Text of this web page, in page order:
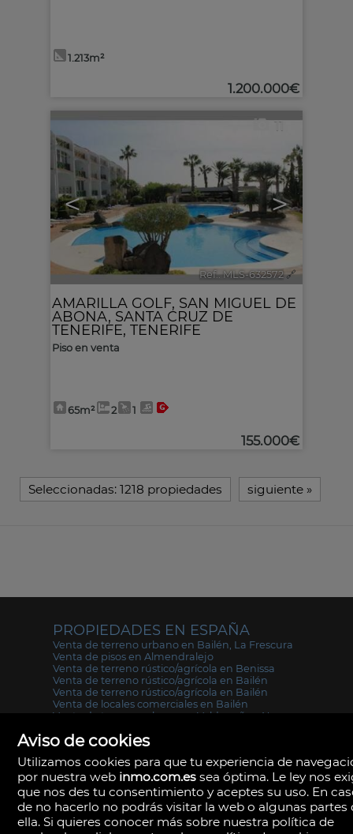
1.213m²
1.200.000€
< >
11
Ref.. MLS-632572 🔗
AMARILLA GOLF, SAN MIGUEL DE
ABONA, SANTA CRUZ DE
TENERIFE, TENERIFE
Piso en venta
65m² 2 1
155.000€
Seleccionadas: 1218 propiedades siguiente »
PROPIEDADES EN ESPAÑA
Venta de terreno urbano en Bailén, La Frescura
Venta de pisos en Almendralejo
Venta de terreno rústico/agrícola en Benissa
Venta de terreno rústico/agrícola en Bailén
Venta de terreno rústico/agrícola en Bailén
Venta de locales comerciales en Bailén
Venta de terreno urbano en Valdepeñas, Nuevo
Venta de casas en Almendralejo
Aviso de cookies
Utilizamos cookies para que tu experiencia de
por nuestra web inmo.com.es sea óptima. Le ley nos
que nos des tu consentimiento y aceptes su uso. En
de no hacerlo no podrás visitar la web o algunas partes
ella. Si quieres conocer más sobre nuestra política de